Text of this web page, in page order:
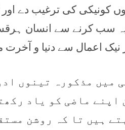
کونیکی کی ترغیب دے
سب کرنے سے انسان
نیک اعمال سے دنیا و
میں مذکورہ تینوں
اپنے ماضی کو یاد
ہیں تا کہ روشن